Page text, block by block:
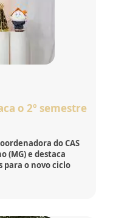
o 2º semestre
do CAS
(MG) e destaca
para o novo ciclo